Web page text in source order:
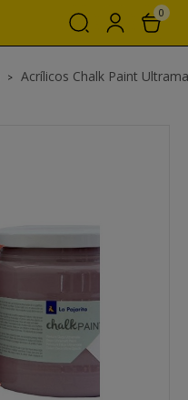
0
Acrílicos Chalk Paint